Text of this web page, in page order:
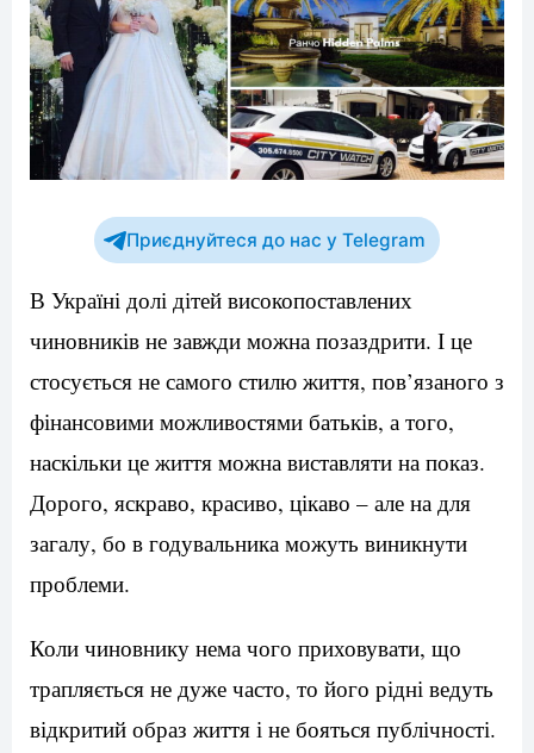
Приєднуйтеся до нас у Telegram
В Україні долі дітей високопоставлених
чиновників не завжди можна позаздрити. І це
стосується не самого стилю життя, пов’язаного з
фінансовими можливостями батьків, а того,
наскільки це життя можна виставляти на показ.
Дорого, яскраво, красиво, цікаво – але на для
загалу, бо в годувальника можуть виникнути
проблеми.
Коли чиновнику нема чого приховувати, що
трапляється не дуже часто, то його рідні ведуть
відкритий образ життя і не бояться публічності.